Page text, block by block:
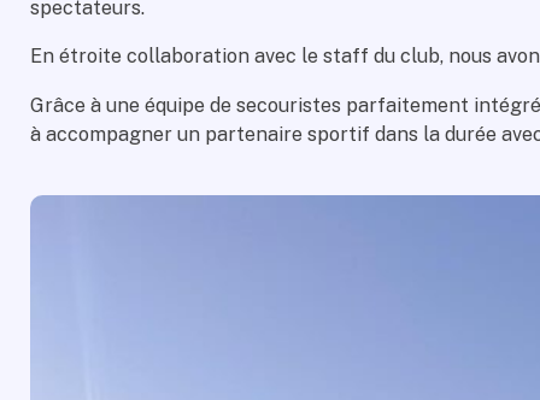
spectateurs.
En étroite collaboration avec le staff du club, nous
Grâce à une équipe de secouristes parfaitement
à accompagner un partenaire sportif dans la durée